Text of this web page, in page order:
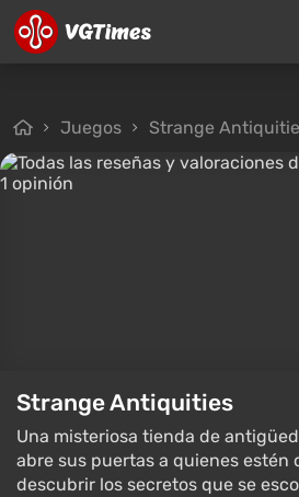
Juegos Strange
Strange Antiquities
Una misteriosa tienda de
abre sus puertas a quienes estén
descubrir los secretos que se